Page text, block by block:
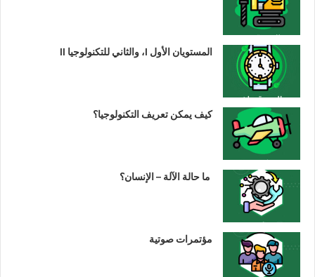
المستويان الأول I، والثاني للتكنولوجيا II
كيف يمكن تعريف التكنولوجيا؟
ما حالة الآلة – الإنسان؟
مؤتمرات صوتية